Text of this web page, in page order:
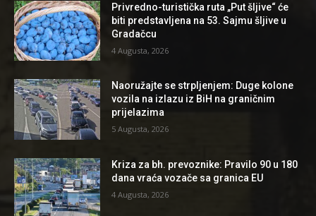
Privredno-turistička ruta „Put šljive“ će
biti predstavljena na 53. Sajmu šljive u
Gradačcu
4 Augusta, 2026
Naoružajte se strpljenjem: Duge kolone
vozila na izlazu iz BiH na graničnim
prijelazima
5 Augusta, 2026
Kriza za bh. prevoznike: Pravilo 90 u 180
dana vraća vozače sa granica EU
4 Augusta, 2026